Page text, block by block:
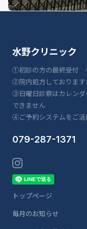
水野クリニック
①初診の方の最終受付
②院内処方しております
③日曜日診察はカレン
できません
④ご予約システムをご活
079-287-1371
トップページ
毎月のお知らせ